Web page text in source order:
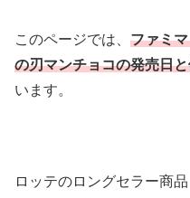
このページでは、 ファミ
の刃マンチョコの発売日
います。
ロッテのロングセラー商